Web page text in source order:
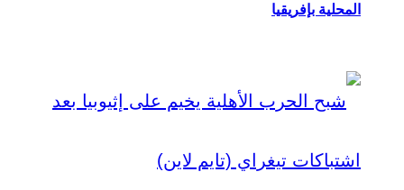
المحلية بإفريقيا